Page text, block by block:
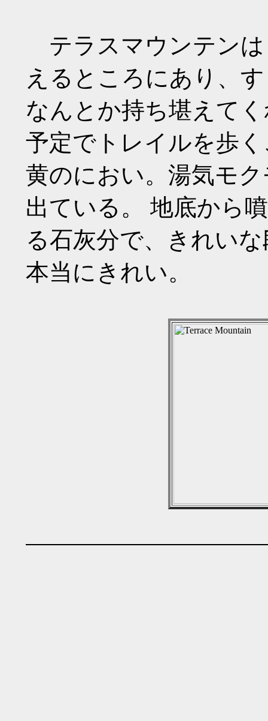
テラスマウンテンは
えるところにあり、
なんとか持ち堪えて
予定でトレイルを歩
黄のにおい。湯気モ
出ている。 地底から
る石灰分で、きれい
本当にきれい。